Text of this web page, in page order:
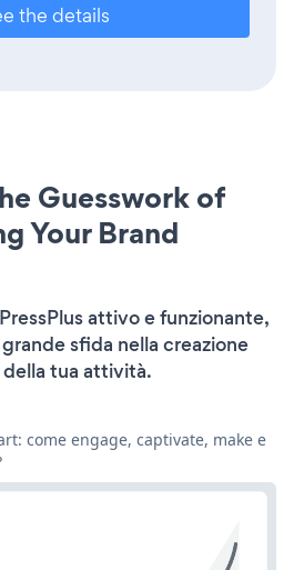
the details
Guesswork of
Your Brand
attivo e funzionante,
sfida nella creazione
tua attività.
come engage, captivate, make e